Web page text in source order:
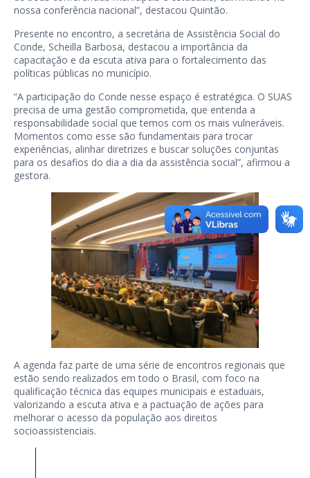
nossa conferência nacional”, destacou Quintão.
Presente no encontro, a secretária de Assistência Social do
Conde, Scheilla Barbosa, destacou a importância da
capacitação e da escuta ativa para o fortalecimento das
políticas públicas no município.
“A participação do Conde nesse espaço é estratégica. O SUAS
precisa de uma gestão comprometida, que entenda a
responsabilidade social que temos com os mais vulneráveis.
Momentos como esse são fundamentais para trocar
experiências, alinhar diretrizes e buscar soluções conjuntas
para os desafios do dia a dia da assistência social”, afirmou a
gestora.
A agenda faz parte de uma série de encontros regionais que
estão sendo realizados em todo o Brasil, com foco na
qualificação técnica das equipes municipais e estaduais,
valorizando a escuta ativa e a pactuação de ações para
melhorar o acesso da população aos direitos
socioassistenciais.